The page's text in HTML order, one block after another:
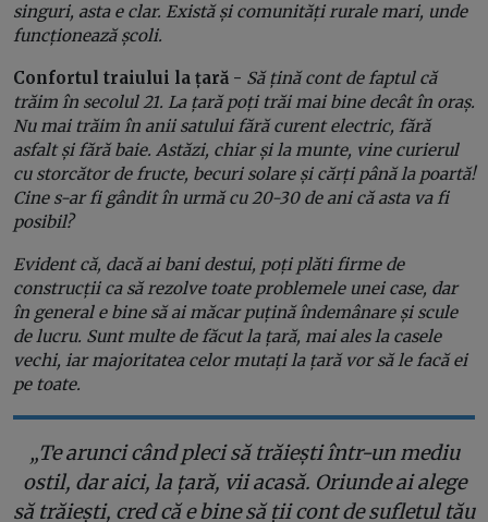
singuri, asta e clar. Există și comunități rurale mari, unde
funcționează școli.
Confortul traiului la țară - Să țină cont de faptul că
trăim în secolul 21. La țară poți trăi mai bine decât în oraș.
Nu mai trăim în anii satului fără curent electric, fără
asfalt și fără baie. Astăzi, chiar și la munte, vine curierul
cu storcător de fructe, becuri solare și cărți până la poartă!
Cine s-ar fi gândit în urmă cu 20-30 de ani că asta va fi
posibil?
Evident că, dacă ai bani destui, poți plăti firme de
construcții ca să rezolve toate problemele unei case, dar
în general e bine să ai măcar puțină îndemânare și scule
de lucru. Sunt multe de făcut la țară, mai ales la casele
vechi, iar majoritatea celor mutați la țară vor să le facă ei
pe toate.
„Te arunci când pleci să trăiești într-un mediu
ostil, dar aici, la țară, vii acasă. Oriunde ai alege
să trăiești, cred că e bine să ții cont de sufletul tău